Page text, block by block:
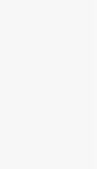
An Khánh nhập trực
xịt theo bảng mô